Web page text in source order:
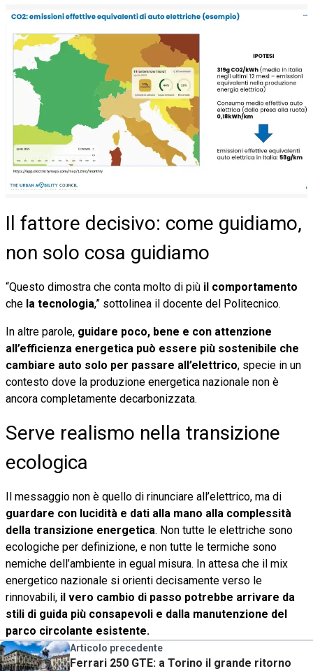
Il fattore decisivo: come guidiamo,
non solo cosa guidiamo
“Questo dimostra che conta molto di più il comportamento
che la tecnologia,” sottolinea il docente del Politecnico.
In altre parole, guidare poco, bene e con attenzione
all’efficienza energetica può essere più sostenibile che
cambiare auto solo per passare all’elettrico, specie in un
contesto dove la produzione energetica nazionale non è
ancora completamente decarbonizzata.
Serve realismo nella transizione
ecologica
Il messaggio non è quello di rinunciare all’elettrico, ma di
guardare con lucidità e dati alla mano alla complessità
della transizione energetica. Non tutte le elettriche sono
ecologiche per definizione, e non tutte le termiche sono
nemiche dell’ambiente in egual misura. In attesa che il mix
energetico nazionale si orienti decisamente verso le
rinnovabili, il vero cambio di passo potrebbe arrivare da
stili di guida più consapevoli e dalla manutenzione del
parco circolante esistente.
Articolo precedente
Ferrari 250 GTE: a Torino il grande ritorno